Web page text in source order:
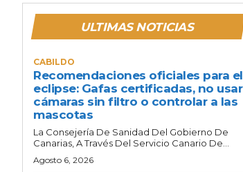
ULTIMAS NOTICIAS
CABILDO
Recomendaciones oficiales para el
eclipse: Gafas certificadas, no usar
cámaras sin filtro o controlar a las
mascotas
La Consejería De Sanidad Del Gobierno De
Canarias, A Través Del Servicio Canario De...
Agosto 6, 2026